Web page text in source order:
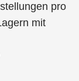
pro
mit